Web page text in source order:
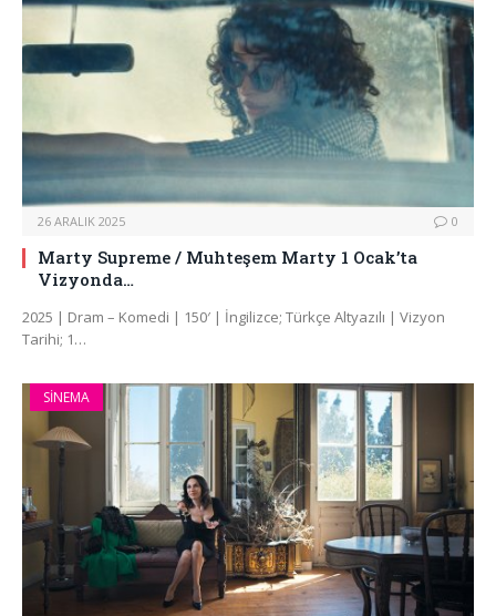
26 ARALIK 2025 0
Marty Supreme / Muhteşem Marty 1 Ocak’ta
Vizyonda…
2025 | Dram – Komedi | 150′ | İngilizce; Türkçe Altyazılı | Vizyon
Tarihi; 1…
SINEMA